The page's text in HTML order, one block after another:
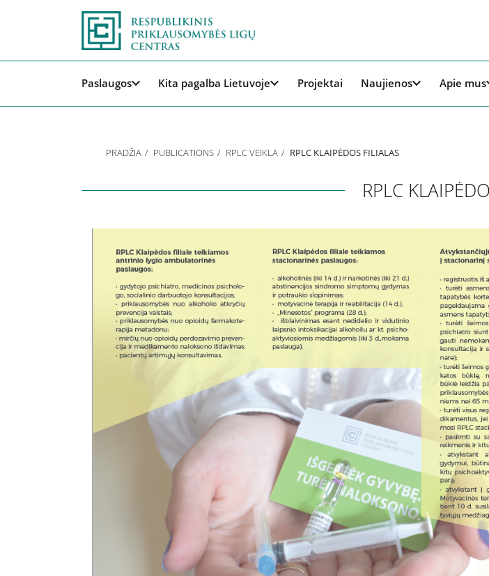
Paslaugos Kita pagalba Lietuvoje Projektai Naujienos Apie mus
PRADŽIA PUBLICATIONS RPLC VEIKLA RPLC KLAIPĖDOS FILIALAS
RPLC